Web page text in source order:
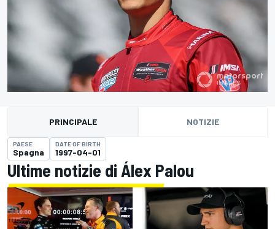
PRINCIPALE NOTIZIE
PAESE
Spagna
DATE OF BIRTH
1997-04-01
Ultime notizie di Álex Palou